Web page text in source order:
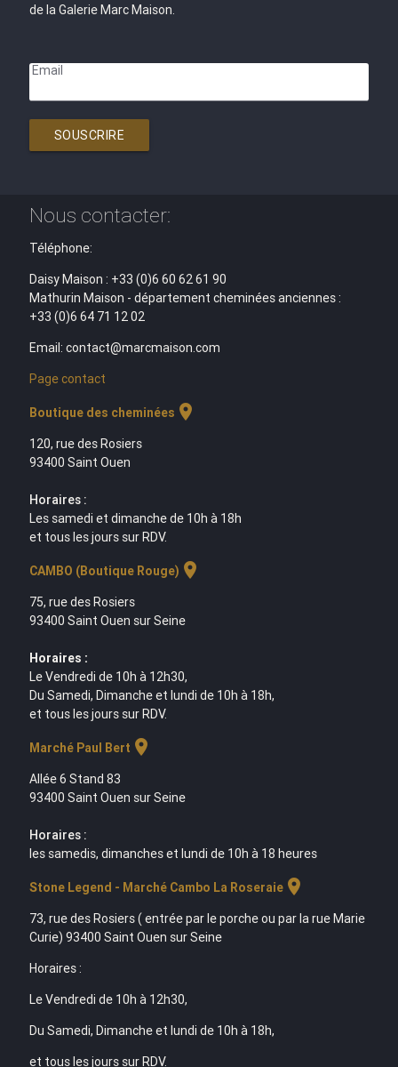
de la Galerie Marc Maison.
Email
SOUSCRIRE
Nous contacter:
Téléphone:
Daisy Maison : +33 (0)6 60 62 61 90
Mathurin Maison - département cheminées anciennes :
+33 (0)6 64 71 12 02
Email: contact@marcmaison.com
Page contact
Boutique des cheminées location_on
120, rue des Rosiers
93400 Saint Ouen
Horaires :
Les samedi et dimanche de 10h à 18h
et tous les jours sur RDV.
CAMBO (Boutique Rouge) location_on
75, rue des Rosiers
93400 Saint Ouen sur Seine
Horaires :
Le Vendredi de 10h à 12h30,
Du Samedi, Dimanche et lundi de 10h à 18h,
et tous les jours sur RDV.
Marché Paul Bert location_on
Allée 6 Stand 83
93400 Saint Ouen sur Seine
Horaires :
les samedis, dimanches et lundi de 10h à 18 heures
Stone Legend - Marché Cambo La Roseraielocation_on
73, rue des Rosiers ( entrée par le porche ou par la rue Marie
Curie) 93400 Saint Ouen sur Seine
Horaires :
Le Vendredi de 10h à 12h30,
Du Samedi, Dimanche et lundi de 10h à 18h,
et tous les jours sur RDV.